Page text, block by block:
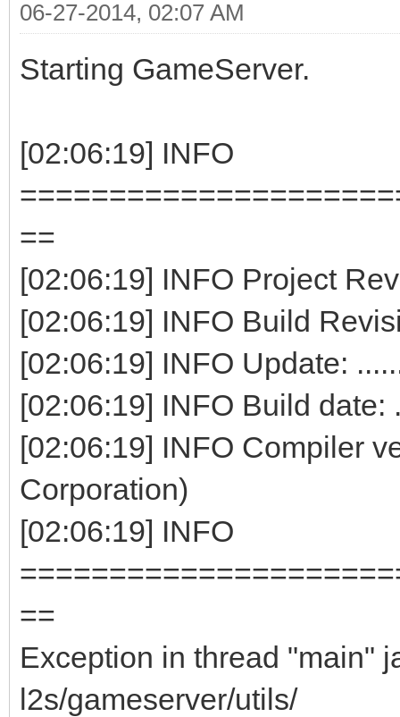
06-27-2014, 02:07 AM
Starting GameServer.
[02:06:19] INFO
==
[02:06:19] INFO Project
[02:06:19] INFO Build
[02:06:19] INFO Update:
[02:06:19] INFO Build date:
[02:06:19] INFO Compiler
Corporation)
[02:06:19] INFO
==
Exception in thread "main"
l2s/gameserver/utils/